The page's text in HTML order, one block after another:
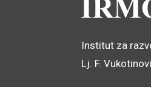
Institut za
Lj. F.